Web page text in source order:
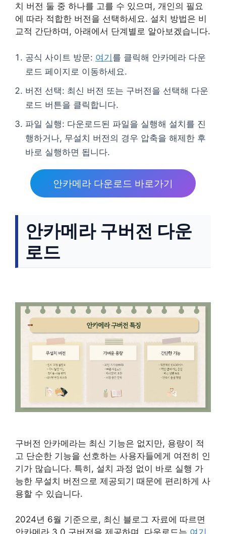
치 버전 둘 중 하나를 고를 수 있으며, 개인의 필요
에 따라 적합한 버전을 선택하세요. 설치 방법은 비
교적 간단하며, 아래에서 단계별로 알아보겠습니다.
공식 사이트 방문: 여기 를 클릭해 안카메라 다운
로드 페이지로 이동하세요.
버전 선택: 최신 버전 또는 구버전을 선택해 다운
로드 버튼을 클릭합니다.
파일 실행: 다운로드된 파일을 실행해 설치를 진
행하거나, 무설치 버전의 경우 압축을 해제한 후
바로 실행하면 됩니다.
안카메라 다운로드 바로가기
안카메라 구버전 다운
로드
구버전 안카메라는 최신 기능은 없지만, 용량이 적
고 단순한 기능을 선호하는 사용자들에게 여전히 인
기가 많습니다. 특히, 설치 과정 없이 바로 실행 가
능한 무설치 버전으로 제공되기 때문에 편리하게 사
용할 수 있습니다.
2024년 6월 기준으로, 최신 블로그 자료에 따르면
안카메라 3.0 구버전을 제공하며, 다운로드는 여기